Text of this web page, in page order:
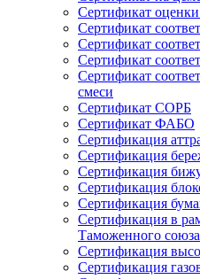
Сертификат
Сертификат
Сертификат
Сертификат
Сертификат
смеси
Сертификат СОРБ
Сертификат ФАБО
Сертификация
Сертификация
Сертификация
Сертификация
Сертификация
Сертификация в
Таможенного союза
Сертификация
Сертификация